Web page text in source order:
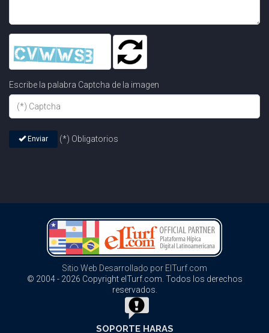
Escribe la palabra Captcha de la imagen
Enviar (*) Obligatorios
Sitio Web Desarrollado por ElTurf.com
© 2004 - 2026 Copyright elTurf.com. Todos los derechos
reservados.
SOPORTE HARAS